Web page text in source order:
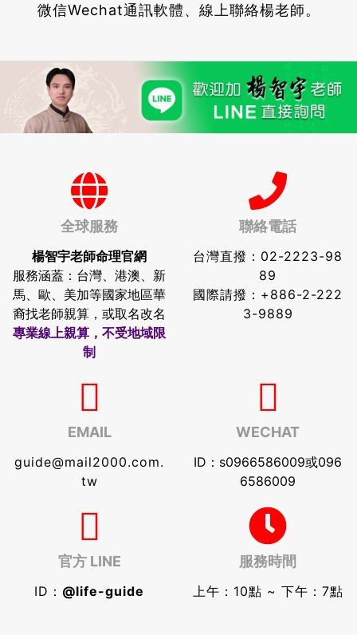
微信Wechat通訊軟體、線上聯絡楊老師。
全球服務
楊智宇老師命理官網
服務涵蓋：台灣、港澳、新
馬、歐、美加等國家地區華
裔找老師親算，或取名改名
專業線上親算，不受地域限
制
聯絡電話
台灣直撥： 02-2223-98
89
國際請撥： +886-2-222
3-9889
EMAIL
guide@mail2000.com.
tw
WECHAT
ID：s0966586009或096
6586009
官方 LINE
ID： @life-guide
服務時間
上午：10點 ~ 下午：7點